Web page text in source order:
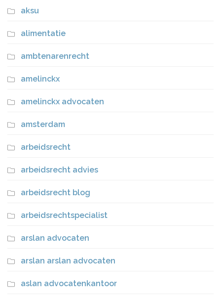
aksu
alimentatie
ambtenarenrecht
amelinckx
amelinckx advocaten
amsterdam
arbeidsrecht
arbeidsrecht advies
arbeidsrecht blog
arbeidsrechtspecialist
arslan advocaten
arslan arslan advocaten
aslan advocatenkantoor